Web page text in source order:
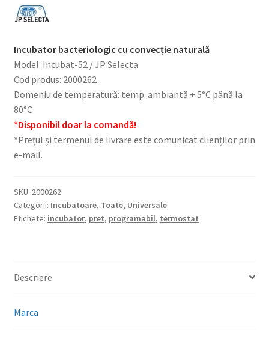
Incubator bacteriologic cu convecție naturală
Model: Incubat-52 / JP Selecta
Cod produs: 2000262
Domeniu de temperatură: temp. ambiantă + 5°C până la
80°C
*Disponibil doar la comandă!
*Prețul și termenul de livrare este comunicat clienților prin
e-mail.
SKU: 2000262
Categorii: Incubatoare, Toate, Universale
Etichete: incubator, pret, programabil, termostat
Descriere
Marca